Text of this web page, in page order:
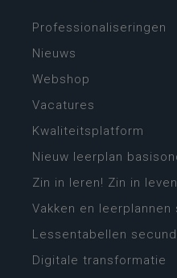
Professionaliseringen
Nieuws
Webshop
Vacatures
Kwaliteitsplatform
Nieuw leerplan
Zin in leren! Zin in
Vakken en
Lessentabellen
Digitale transformatie